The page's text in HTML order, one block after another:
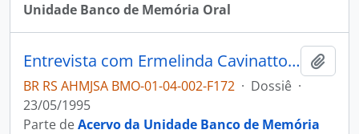
Unidade Banco de Memória Oral
Entrevista com Ermelinda Cavinatto e Vanda Cavinatto Spiegeorin
BR RS AHMJSA BMO-01-04-002-F172 · Dossiê ·
23/05/1995
Parte deAcervo da Unidade Banco de Memória